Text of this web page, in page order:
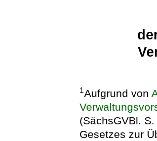
1Aufgrund von
(SächsGVBl.
Gesetzes zur